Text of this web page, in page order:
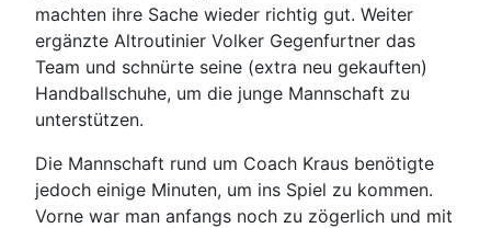
machten ihre Sache wieder richtig gut. Weiter
ergänzte Altroutinier Volker Gegenfurtner das
Team und schnürte seine (extra neu gekauften)
Handballschuhe, um die junge Mannschaft zu
unterstützen.
Die Mannschaft rund um Coach Kraus benötigte
jedoch einige Minuten, um ins Spiel zu kommen.
Vorne war man anfangs noch zu zögerlich und mit